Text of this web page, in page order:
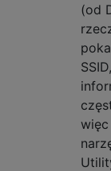
(od